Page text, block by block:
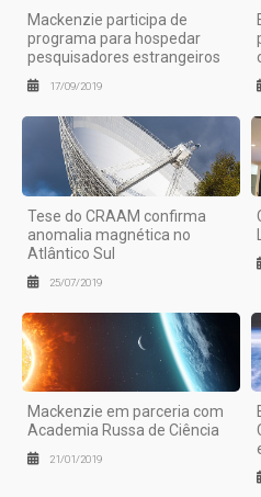
Mackenzie participa de
programa para hospedar
pesquisadores estrangeiros
17/09/2019
Tese do CRAAM confirma
anomalia magnética no
Atlântico Sul
25/07/2019
Mackenzie em parceria com
Academia Russa de Ciência
21/01/2019